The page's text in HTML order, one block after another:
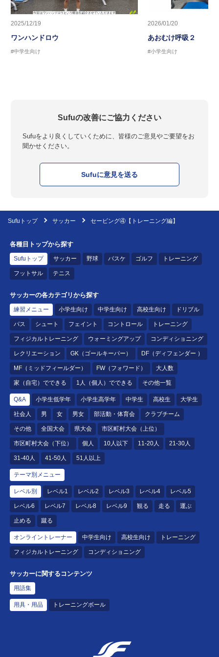
2025/12/19
ワンハンドロウ
#中学生向け
2026/01/20
あおむけ呼吸２
#小学生向け
Sufuの改善にご協力ください
Sufuをより良くしていくために、皆様のご意見やご要望をお
聞かせください。
Sufuに意見を送る
Sufuトップ サッカー セービング④【トレーニング編】
各種目トップから探す
Sufuトップ サッカー 野球 バスケ ゴルフ トレーニング
フットサル テニス
サッカーの各カテゴリから探す
練習メニュー 小学生向け 中学生向け 高校生向け ドリブル
パス シュート フェイント コントロール トレーニング
フィジカルトレーニング ウォーミングアップ コンディショニング
レクリエーション GK（ゴールキーパー） DF（ディフェンダー ）
MF（ミッドフィールダー） FW（フォワード） 大人数
家（自宅）でできる 1人（個人）でできる その他一覧
Q&A 小学生低学年 小学生高学年 中学生 高校生 大学生
社会人 男 女 男女 部活動・体育会 クラブチーム
その他 全国大会 県大会 市区町村大会（上位）
市区町村大会（下位） 個人 10人以下 11-20人 21-30人
31-40人 41-50人 51人以上
テーマ別メニュー
レベル別 レベル1 レベル2 レベル3 レベル4 レベル5
レベル6 レベル7 レベル8 レベル9 観る 走る 運ぶ
止める 蹴る
オンライントレーナー 中学生向け 高校生向け トレーニング
フィジカルトレーニング コンディショニング
サッカーに関するコンテンツ
用語集
用具・用品 トレーニングボール